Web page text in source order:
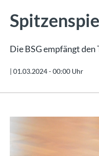
Die BSG empfängt den
| 01.03.2024 - 00:00 Uhr